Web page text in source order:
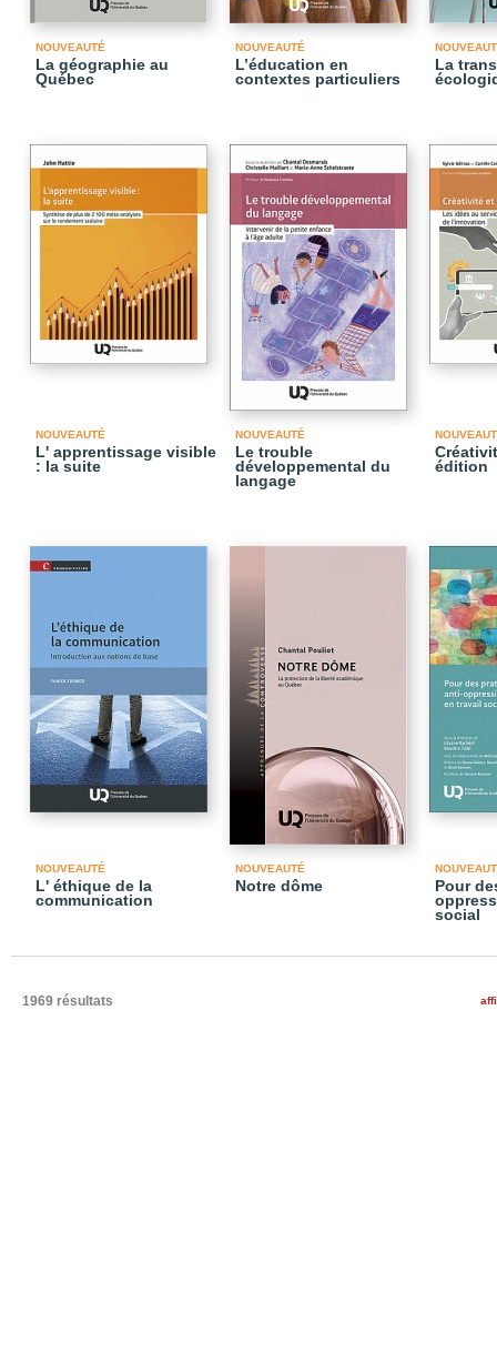
NOUVEAUTÉ
La géographie au
Québec
NOUVEAUTÉ
L’éducation en
contextes particuliers
La
NOUVEAUTÉ
L' apprentissage visible
: la suite
NOUVEAUTÉ
Le trouble
développemental du
langage
édition
NOUVEAUTÉ
L' éthique de la
communication
NOUVEAUTÉ
Notre dôme
Pour
social
1969 résultats